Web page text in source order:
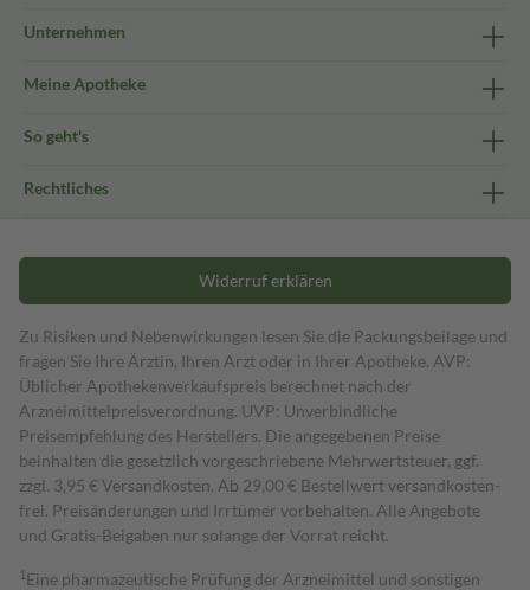
Unternehmen
Meine Apotheke
So geht's
Rechtliches
Widerruf erklären
Zu Risiken und Nebenwirkungen lesen Sie die Packungsbeilage und
fragen Sie Ihre Ärztin, Ihren Arzt oder in Ihrer Apotheke. AVP:
Üblicher Apothekenverkaufspreis berechnet nach der
Arzneimittelpreisverordnung. UVP: Unverbindliche
Preisempfehlung des Herstellers. Die angegebenen Preise
beinhalten die gesetzlich vorgeschriebene Mehrwertsteuer, ggf.
zzgl. 3,95 € Versandkosten. Ab 29,00 € Bestell­wert versand­kosten­
frei. Preisänderungen und Irrtümer vorbehalten. Alle Angebote
und Gratis-Beigaben nur solange der Vorrat reicht.
1 Eine pharmazeutische Prüfung der Arzneimittel und sonstigen